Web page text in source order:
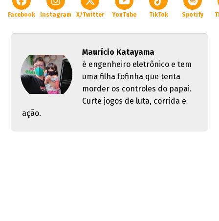
Facebook Instagram X/Twitter YouTube TikTok Spotify
Maurício Katayama
é engenheiro eletrônico e tem
uma filha fofinha que tenta
morder os controles do papai.
Curte jogos de luta, corrida e
ação.